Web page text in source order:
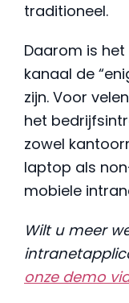
traditioneel.
Daarom is
kanaal de
zijn. Voor
het
zowel
laptop als
mobiele
Wilt u meer
onze demo